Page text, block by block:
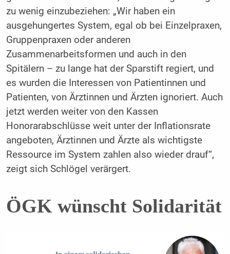
zu wenig einzubeziehen: „Wir haben ein
ausgehungertes System, egal ob bei Einzelpraxen,
Gruppenpraxen oder anderen
Zusammenarbeitsformen und auch in den
Spitälern – zu lange hat der Sparstift regiert, und
es wurden die Interessen von Patientinnen und
Patienten, von Ärztinnen und Ärzten ignoriert. Auch
jetzt werden weiter von den Kassen
Honorarabschlüsse weit unter der Inflationsrate
angeboten, Ärztinnen und Ärzte als wichtigste
Ressource im System zahlen also wieder drauf“,
zeigt sich Schlögel verärgert.
ÖGK wünscht Solidarität